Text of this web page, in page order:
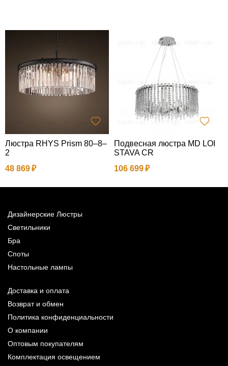
Люстра RHYS Prism 80–8–
2
48 869
Подвесная люстра MD LOI
STAVA CR
106 699
Дизайнерские Люстры
Светильники
Бра
Споты
Настольные лампы
Доставка и оплата
Возврат и обмен
Политика конфиденциальности
О компании
Оптовым покупателям
Комплектация освещением